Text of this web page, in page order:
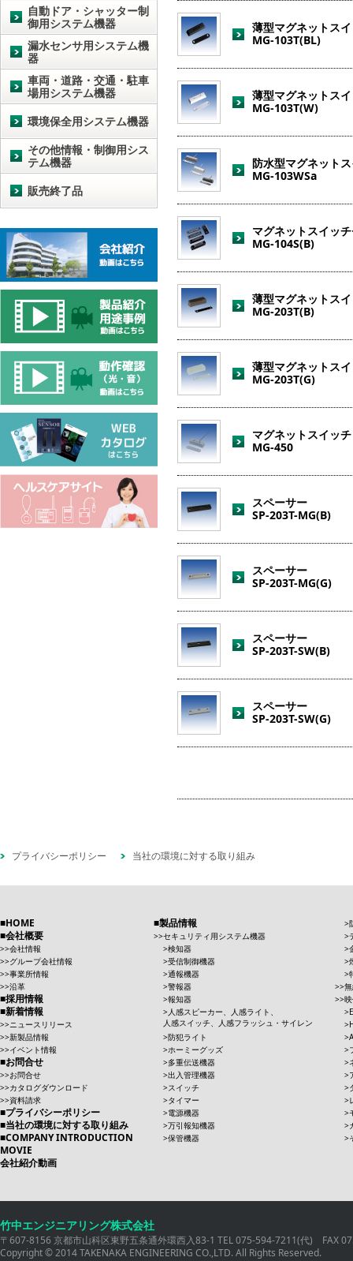
薄型マグネットス
MG-103T(BL)
薄型マグネットス
MG-103T(W)
防水型マグネット
MG-103WSa
マグネットスイッ
MG-104S(B)
薄型マグネットス
MG-203T(B)
薄型マグネットス
MG-203T(G)
マグネットスイッチ
MG-450
スペーサー
SP-203T-MG(B)
スペーサー
SP-203T-MG(G)
スペーサー
SP-203T-SW(B)
スペーサー
SP-203T-SW(G)
自動ドア・シャッター制
御用システム機器
漏水センサ用システム機
器
車両・道路・交通・駐車
場用システム機器
環境保全用システム機器
その他情報・制御用シス
テム機器
販売終了品
プライバシーポリシー 当社の環境に対する取り組み
HOME
会社概要
会社情報
グループ会社情報
事業所情報
沿革
採用情報
新着情報
ニュースリリース
新製品情報
イベント情報
お問合せ
お問合せ
カタログダウンロード
資料請求
プライバシーポリシー
当社の環境に対する取り組み
COMPANY INTRODUCTION
MOVIE
会社紹介動画
製品情報
セキュリティ用システム機器
検知器
受信制御機器
通報機器
警報器
報知器
人感スピーカー、人感ライト、
人感スイッチ、人感フラッシュ・サイレン
防犯ライト
ホーミーグッズ
多重伝送機器
出入管理機器
スイッチ
タイマー
電源機器
万引報知機器
保管機器
竹中エンジニアリング株式会社
〒607-8156 京都市山科区東野五条通外環西入83-1 TEL 075-594-7211(代) FAX
Copyright © 2014 TAKENAKA ENGINEERING CO.,LTD. All Rights Reserved.